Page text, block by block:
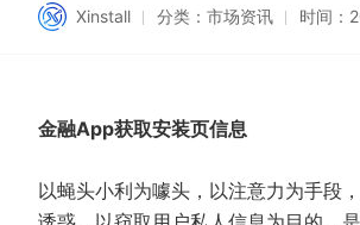
Xinstall 分类： 市场资讯 时间：
金融App获取安装页信息
以蝇头小利为噱头，以注意力为手段